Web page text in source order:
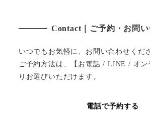
Contact｜ご予約・お問
いつでもお気軽に、お問い合わせくだ
ご予約方法は、【お電話 / LINE / オン
りお選びいただけます。
電話で予約する